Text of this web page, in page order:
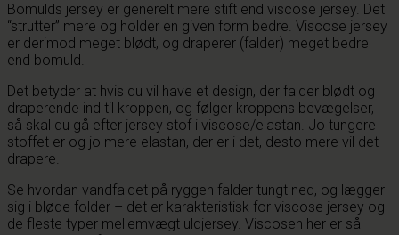
Bomulds jersey er generelt mere stift end viscose jersey. Det
“strutter” mere og holder en given form bedre. Viscose jersey
er derimod meget blødt, og draperer (falder) meget bedre
end bomuld.
Det betyder at hvis du vil have et design, der falder blødt og
draperende ind til kroppen, og følger kroppens bevægelser,
så skal du gå efter jersey stof i viscose/elastan. Jo tungere
stoffet er og jo mere elastan, der er i det, desto mere vil det
drapere.
Se hvordan vandfaldet på ryggen falder tungt ned, og lægger
sig i bløde folder – det er karakteristisk for viscose jersey og
de fleste typer mellemvægt uldjersey. Viscosen her er så